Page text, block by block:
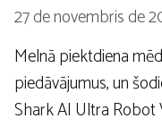
27 de novembris de
Melnā piektdiena
piedāvājumus, un
Shark AI Ultra Robot